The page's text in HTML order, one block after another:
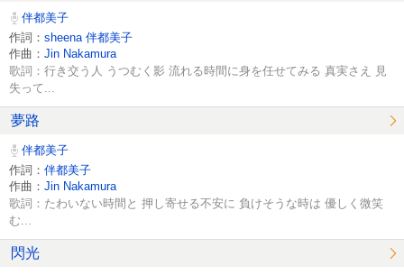
伴都美子
作詞： sheena 伴都美子
作曲： Jin Nakamura
歌詞：行き交う人 うつむく影 流れる時間に身を任せてみる 真実さえ 見
失って...
夢路
伴都美子
作詞： 伴都美子
作曲： Jin Nakamura
歌詞：たわいない時間と 押し寄せる不安に 負けそうな時は 優しく微笑
む...
閃光